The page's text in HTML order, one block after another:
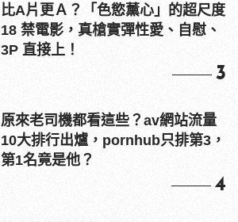
比A片更Ａ？「色慾薰心」的超尺度
18 禁電影，真槍實彈性愛、自慰、
3P 直接上！
3
原來老司機都看這些？av網站流量
10大排行出爐，pornhub只排第3，
第1名竟是他？
4